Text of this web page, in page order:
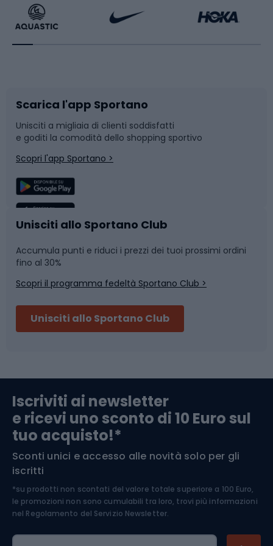
Bikepacking
Bushcraft
Corsa
Sport di squadra
Caschi da ciclismo
Skitouring
Abbigliamento da escursionismo
Sport con le racchette
Slitte e slittini
Snowboard
Camminata nordica
Nuoto
Pattinaggio
Componenti per biciclette
Arrampicata
Medicina dello sport
Abbigliamento ciclistico
Scarica l'app Sportano
Unisciti a migliaia di clienti soddisfatti
e goditi la comodità dello shopping sportivo
Scopri l'app Sportano >
Unisciti allo Sportano Club
Accumula punti e riduci i prezzi dei tuoi prossimi ordini
fino al 30%
Scopri il programma fedeltà Sportano Club >
Unisciti allo Sportano Club
Iscriviti ai newsletter
e ricevi uno sconto di 10 Euro sul
tuo acquisto!*
Sconti unici e accesso alle novità solo per gli
iscritti
*su prodotti non scontati del valore totale superiore a 100 Euro,
le promozioni non sono cumulabili tra loro, trovi più informazioni
nel Regolamento del Servizio Newsletter.